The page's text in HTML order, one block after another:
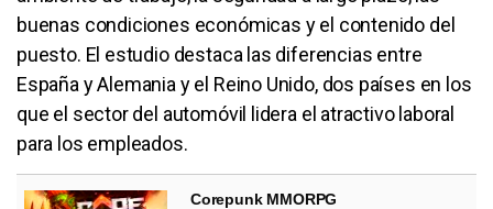
buenas condiciones económicas y el contenido del
puesto. El estudio destaca las diferencias entre
España y Alemania y el Reino Unido, dos países en los
que el sector del automóvil lidera el atractivo laboral
para los empleados.
Corepunk MMORPG